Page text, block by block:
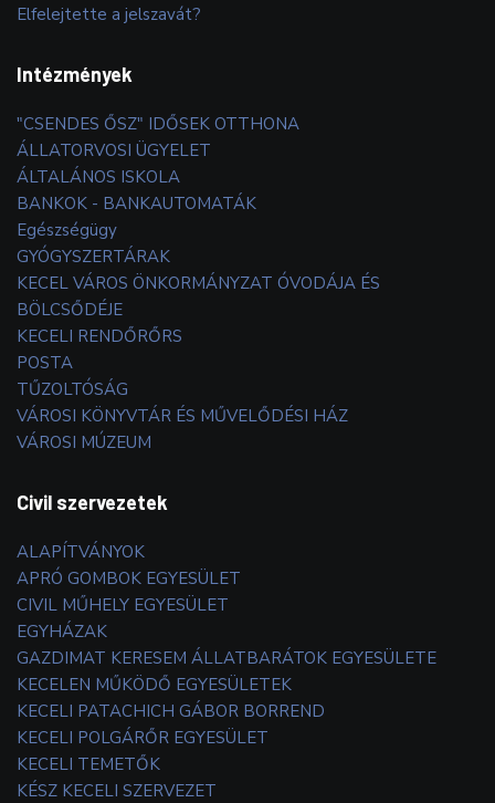
Elfelejtette a jelszavát?
Intézmények
"CSENDES ŐSZ" IDŐSEK OTTHONA
ÁLLATORVOSI ÜGYELET
ÁLTALÁNOS ISKOLA
BANKOK - BANKAUTOMATÁK
Egészségügy
GYÓGYSZERTÁRAK
KECEL VÁROS ÖNKORMÁNYZAT ÓVODÁJA ÉS
BÖLCSŐDÉJE
KECELI RENDŐRŐRS
POSTA
TŰZOLTÓSÁG
VÁROSI KÖNYVTÁR ÉS MŰVELŐDÉSI HÁZ
VÁROSI MÚZEUM
Civil szervezetek
ALAPÍTVÁNYOK
APRÓ GOMBOK EGYESÜLET
CIVIL MŰHELY EGYESÜLET
EGYHÁZAK
GAZDIMAT KERESEM ÁLLATBARÁTOK EGYESÜLETE
KECELEN MŰKÖDŐ EGYESÜLETEK
KECELI PATACHICH GÁBOR BORREND
KECELI POLGÁRŐR EGYESÜLET
KECELI TEMETŐK
KÉSZ KECELI SZERVEZET